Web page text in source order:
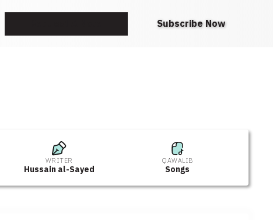
Subscribe Now
WRITER
Hussain al-Sayed
QAWALIB
Songs